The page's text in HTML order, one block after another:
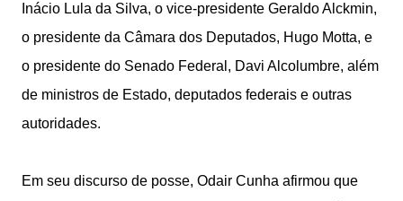
Inácio Lula da Silva, o vice-presidente Geraldo Alckmin,
o presidente da Câmara dos Deputados, Hugo Motta, e
o presidente do Senado Federal, Davi Alcolumbre, além
de ministros de Estado, deputados federais e outras
autoridades.
Em seu discurso de posse, Odair Cunha afirmou que